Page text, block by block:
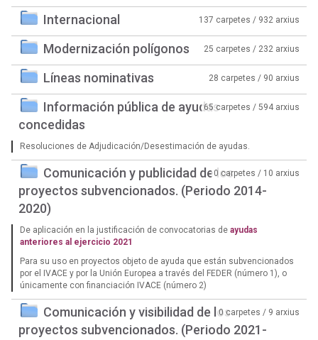
Internacional 137 carpetes / 932 arxius
Modernización polígonos 25 carpetes / 232 arxius
Líneas nominativas 28 carpetes / 90 arxius
Información pública de ayudas
concedidas
65 carpetes / 594 arxius
Resoluciones de Adjudicación/Desestimación de ayudas.
Comunicación y publicidad de los
proyectos subvencionados. (Periodo 2014-
2020)
0 carpetes / 10 arxius
De aplicación en la justificación de convocatorias de ayudas
anteriores al ejercicio 2021
Para su uso en proyectos objeto de ayuda que están subvencionados
por el IVACE y por la Unión Europea a través del FEDER (número 1), o
únicamente con financiación IVACE (número 2)
Comunicación y visibilidad de los
proyectos subvencionados. (Periodo 2021-
0 carpetes / 9 arxius